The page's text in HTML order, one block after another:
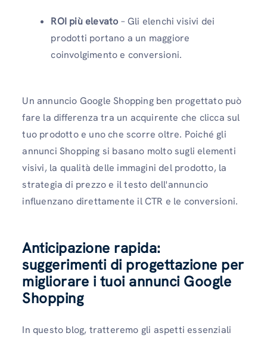
ROI più elevato – Gli elenchi visivi dei
prodotti portano a un maggiore
coinvolgimento e conversioni.
Un annuncio Google Shopping ben progettato può
fare la differenza tra un acquirente che clicca sul
tuo prodotto e uno che scorre oltre. Poiché gli
annunci Shopping si basano molto sugli elementi
visivi, la qualità delle immagini del prodotto, la
strategia di prezzo e il testo dell'annuncio
influenzano direttamente il CTR e le conversioni.
Anticipazione rapida:
suggerimenti di progettazione per
migliorare i tuoi annunci Google
Shopping
In questo blog, tratteremo gli aspetti essenziali